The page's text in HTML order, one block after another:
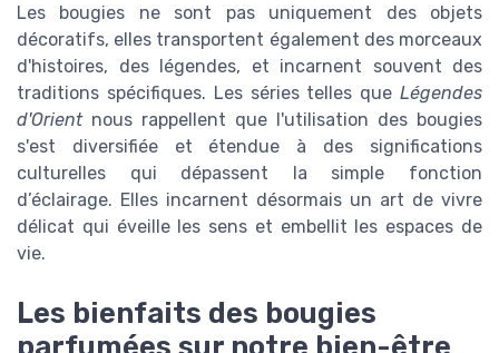
Les bougies ne sont pas uniquement des objets
décoratifs, elles transportent également des morceaux
d'histoires, des légendes, et incarnent souvent des
traditions spécifiques. Les séries telles que Légendes
d'Orientnous rappellent que l'utilisation des bougies
s'est diversifiée et étendue à des significations
culturelles qui dépassent la simple fonction
d’éclairage. Elles incarnent désormais un art de vivre
délicat qui éveille les sens et embellit les espaces de
vie.
Les bienfaits des bougies
parfumées sur notre bien-être